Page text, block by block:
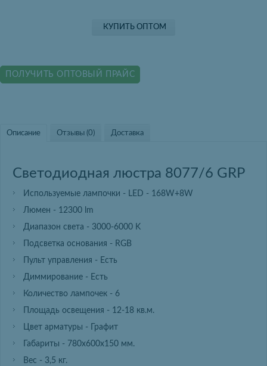
КУПИТЬ ОПТОМ
ПОЛУЧИТЬ ОПТОВЫЙ ПРАЙС
Описание Отзывы (0) Доставка
Светодиодная люстра 8077/6 GRP
Используемые лампочки - LED - 168W+8W
Люмен - 12300 lm
Диапазон света - 3000-6000 K
Подсветка основания - RGB
Пульт управления - Есть
Диммирование - Есть
Количество лампочек - 6
Площадь освещения - 12-18 кв.м.
Цвет арматуры - Графит
Габариты - 780х600х150 мм.
Вес - 3,5 кг.